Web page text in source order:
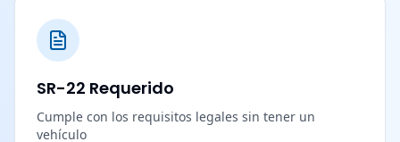
SR-22 Requerido
Cumple con los requisitos legales sin tener un
vehículo